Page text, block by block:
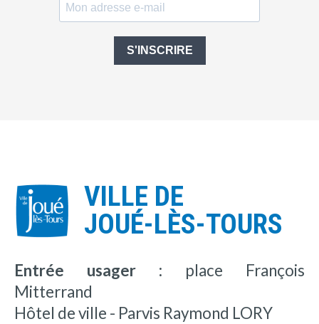
S'INSCRIRE
VILLE DE
JOUÉ-LÈS-TOURS
Entrée usager : place François
Mitterrand
Hôtel de ville - Parvis Raymond LORY